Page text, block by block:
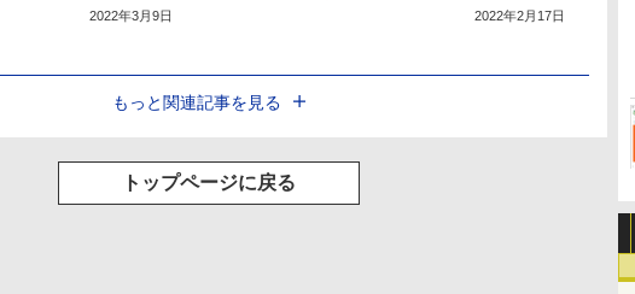
2022年3月9日 2022年2月17日
もっと関連記事を見る
トップページに戻る